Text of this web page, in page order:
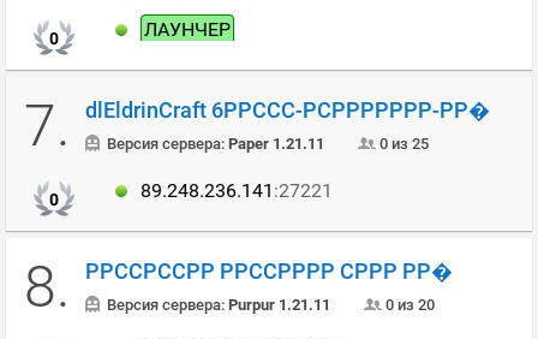
0 ЛАУНЧЕР
7. dlEldrinCraft 6РРССС-РСРРРРРРР-РР�
Версия сервера: Paper 1.21.11 0 из 25
0 89.248.236.141 :27221
8. РРССРССРР РРССРРРР СРРР РР�
Версия сервера: Purpur 1.21.11 0 из 20